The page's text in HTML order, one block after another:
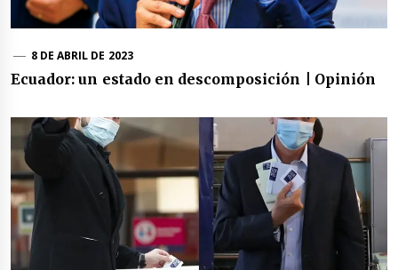
8 DE ABRIL DE 2023
Ecuador: un estado en descomposición | Opinión